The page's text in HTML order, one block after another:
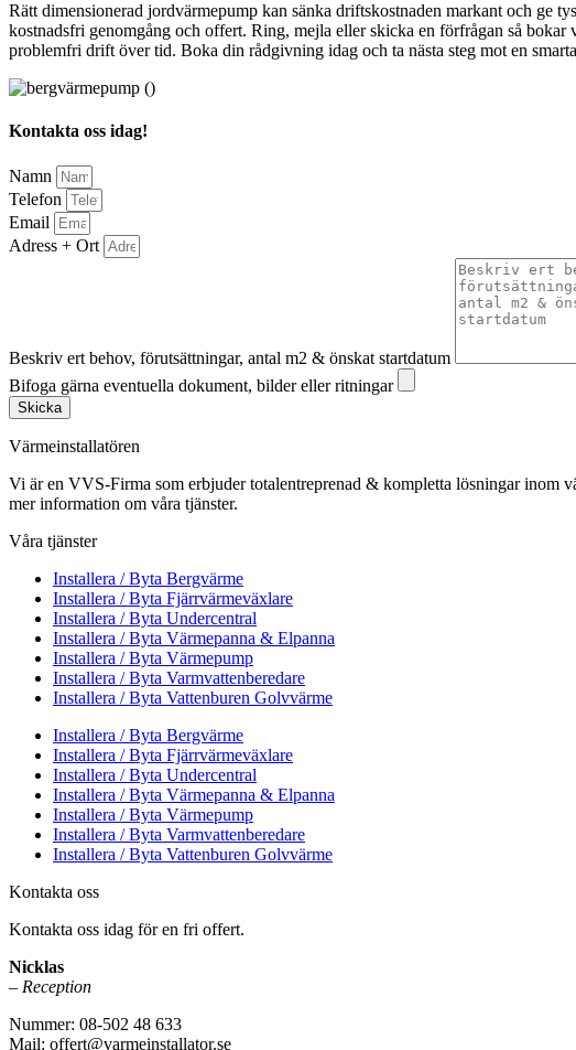
Rätt dimensionerad jordvärmepump kan sänka driftskostnaden markant och ge
kostnadsfri genomgång och offert. Ring, mejla eller skicka en förfrågan så
problemfri drift över tid. Boka din rådgivning idag och ta nästa steg mot en
Kontakta oss idag!
Namn
Telefon
Email
Adress + Ort
Beskriv ert behov, förutsättningar, antal m2 & önskat startdatum
Bifoga gärna eventuella dokument, bilder eller ritningar
Skicka
Värmeinstallatören
Vi är en VVS-Firma som erbjuder totalentreprenad & kompletta lösningar inom
mer information om våra tjänster.
Våra tjänster
Installera / Byta Bergvärme
Installera / Byta Fjärrvärmeväxlare
Installera / Byta Undercentral
Installera / Byta Värmepanna & Elpanna
Installera / Byta Värmepump
Installera / Byta Varmvattenberedare
Installera / Byta Vattenburen Golvvärme
Installera / Byta Bergvärme
Installera / Byta Fjärrvärmeväxlare
Installera / Byta Undercentral
Installera / Byta Värmepanna & Elpanna
Installera / Byta Värmepump
Installera / Byta Varmvattenberedare
Installera / Byta Vattenburen Golvvärme
Kontakta oss
Kontakta oss idag för en fri offert.
Nicklas
– Reception
Nummer: 08-502 48 633
Mail: offert@varmeinstallator.se